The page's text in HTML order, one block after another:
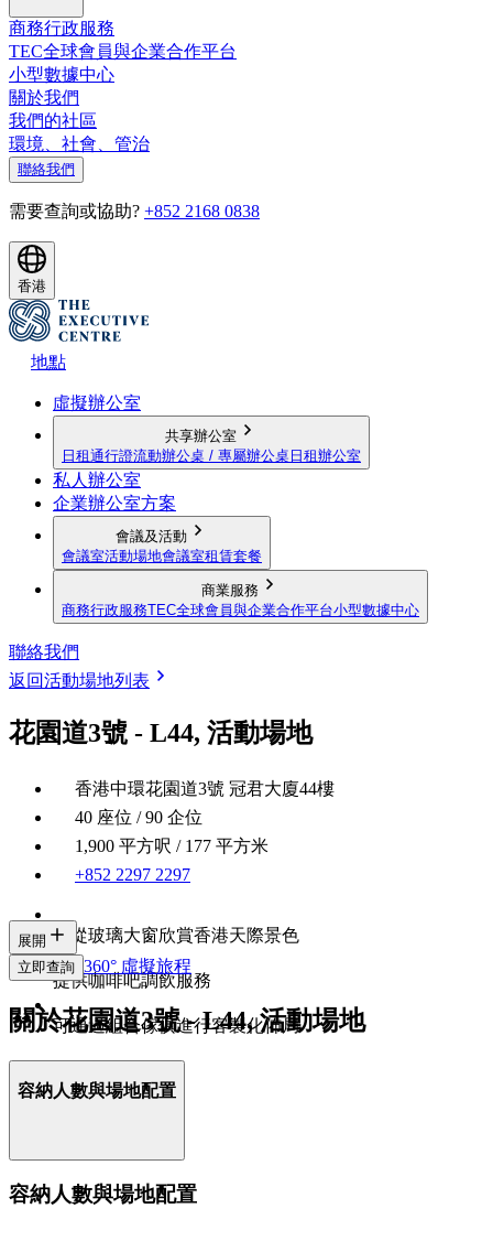
商務行政服務
TEC全球會員與企業合作平台
小型數據中心
關於我們
我們的社區
環境、社會、管治
聯絡我們
需要查詢或協助? +852 2168 0838
香港
地點
虛擬辦公室
共享辦公室
日租通行證流動辦公桌 / 專屬辦公桌 日租辦公室
私人辦公室
企業辦公室方案
會議及活動
會議室活動場地會議室租賃套餐
商業服務
商務行政服務TEC全球會員與企業合作平台小型數據中心
聯絡我們
返回活動場地列表
花園道3號 - L44, 活動場地
香港中環花園道3號 冠君大廈44樓
40 座位 / 90 企位
1,900 平方呎 / 177 平方米
+852 2297 2297
能從玻璃大窗欣賞香港天際景色
提供咖啡吧調飲服務
可通過組合傢俱進行客製化佈局
展開
立即查詢 360° 虛擬旅程
關於花園道3號 - L44, 活動場地
容納人數與場地配置
容納人數與場地配置